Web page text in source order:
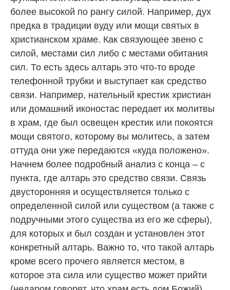
более высокой по рангу силой. Например, дух
предка в традиции вуду или мощи святых в
христианском храме. Как связующее звено с
силой, местами сил либо с местами обитания
сил. То есть здесь алтарь это что-то вроде
телефонной трубки и выступает как средство
связи. Например, нательный крестик христиан
или домашний иконостас передает их молитвы
в храм, где был освещен крестик или покоятся
мощи святого, которому вы молитесь, а затем
оттуда они уже передаются «куда положено».
Начнем более подробный анализ с конца – с
пункта, где алтарь это средство связи. Связь
двусторонняя и осуществляется только с
определенной силой или существом (а также с
подручными этого существа из его же сферы),
для которых и был создан и установлен этот
конкретный алтарь. Важно то, что такой алтарь
кроме всего прочего является местом, в
которое эта сила или существо может прийти